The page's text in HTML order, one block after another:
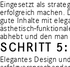
Eingesetzt als
erfolgreich machen.
gute Inhalte mit
ästhetisch-
abhebt und den
SCHRITT
Elegantes Design